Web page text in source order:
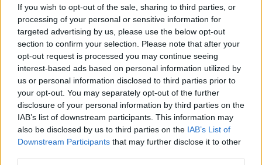
If you wish to opt-out of the sale, sharing to third parties, or
processing of your personal or sensitive information for
targeted advertising by us, please use the below opt-out
section to confirm your selection. Please note that after your
opt-out request is processed you may continue seeing
interest-based ads based on personal information utilized by
us or personal information disclosed to third parties prior to
your opt-out. You may separately opt-out of the further
disclosure of your personal information by third parties on the
IAB’s list of downstream participants. This information may
also be disclosed by us to third parties on the IAB’s List of
Downstream Participants that may further disclose it to other
kóstolhattunk bele aSzolnoki Vendéglátóipari Főiskola
jóvolátból. Ezúttal tarhonyás lecsót főztek, cipóban
tálalták, mi pedig azon nyomban megettük az
egészet, mert isteni finom volt!
Ez
igen!
Közben aMamijamijazenekar szórakoztatta a
közönséget, jó húzós jazz-rockzenével, elképesztő
gitárszólókkal.